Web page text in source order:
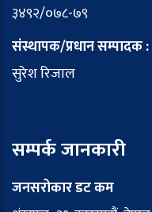
३४९२/०७८-७९
संस्थापक/प्रधान सम्पादक :
सुरेश रिजाल
सम्पर्क जानकारी
जनसरोकार डट कम